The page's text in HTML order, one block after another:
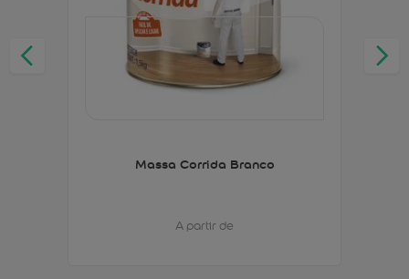
Massa Corrida Branco
A partir de